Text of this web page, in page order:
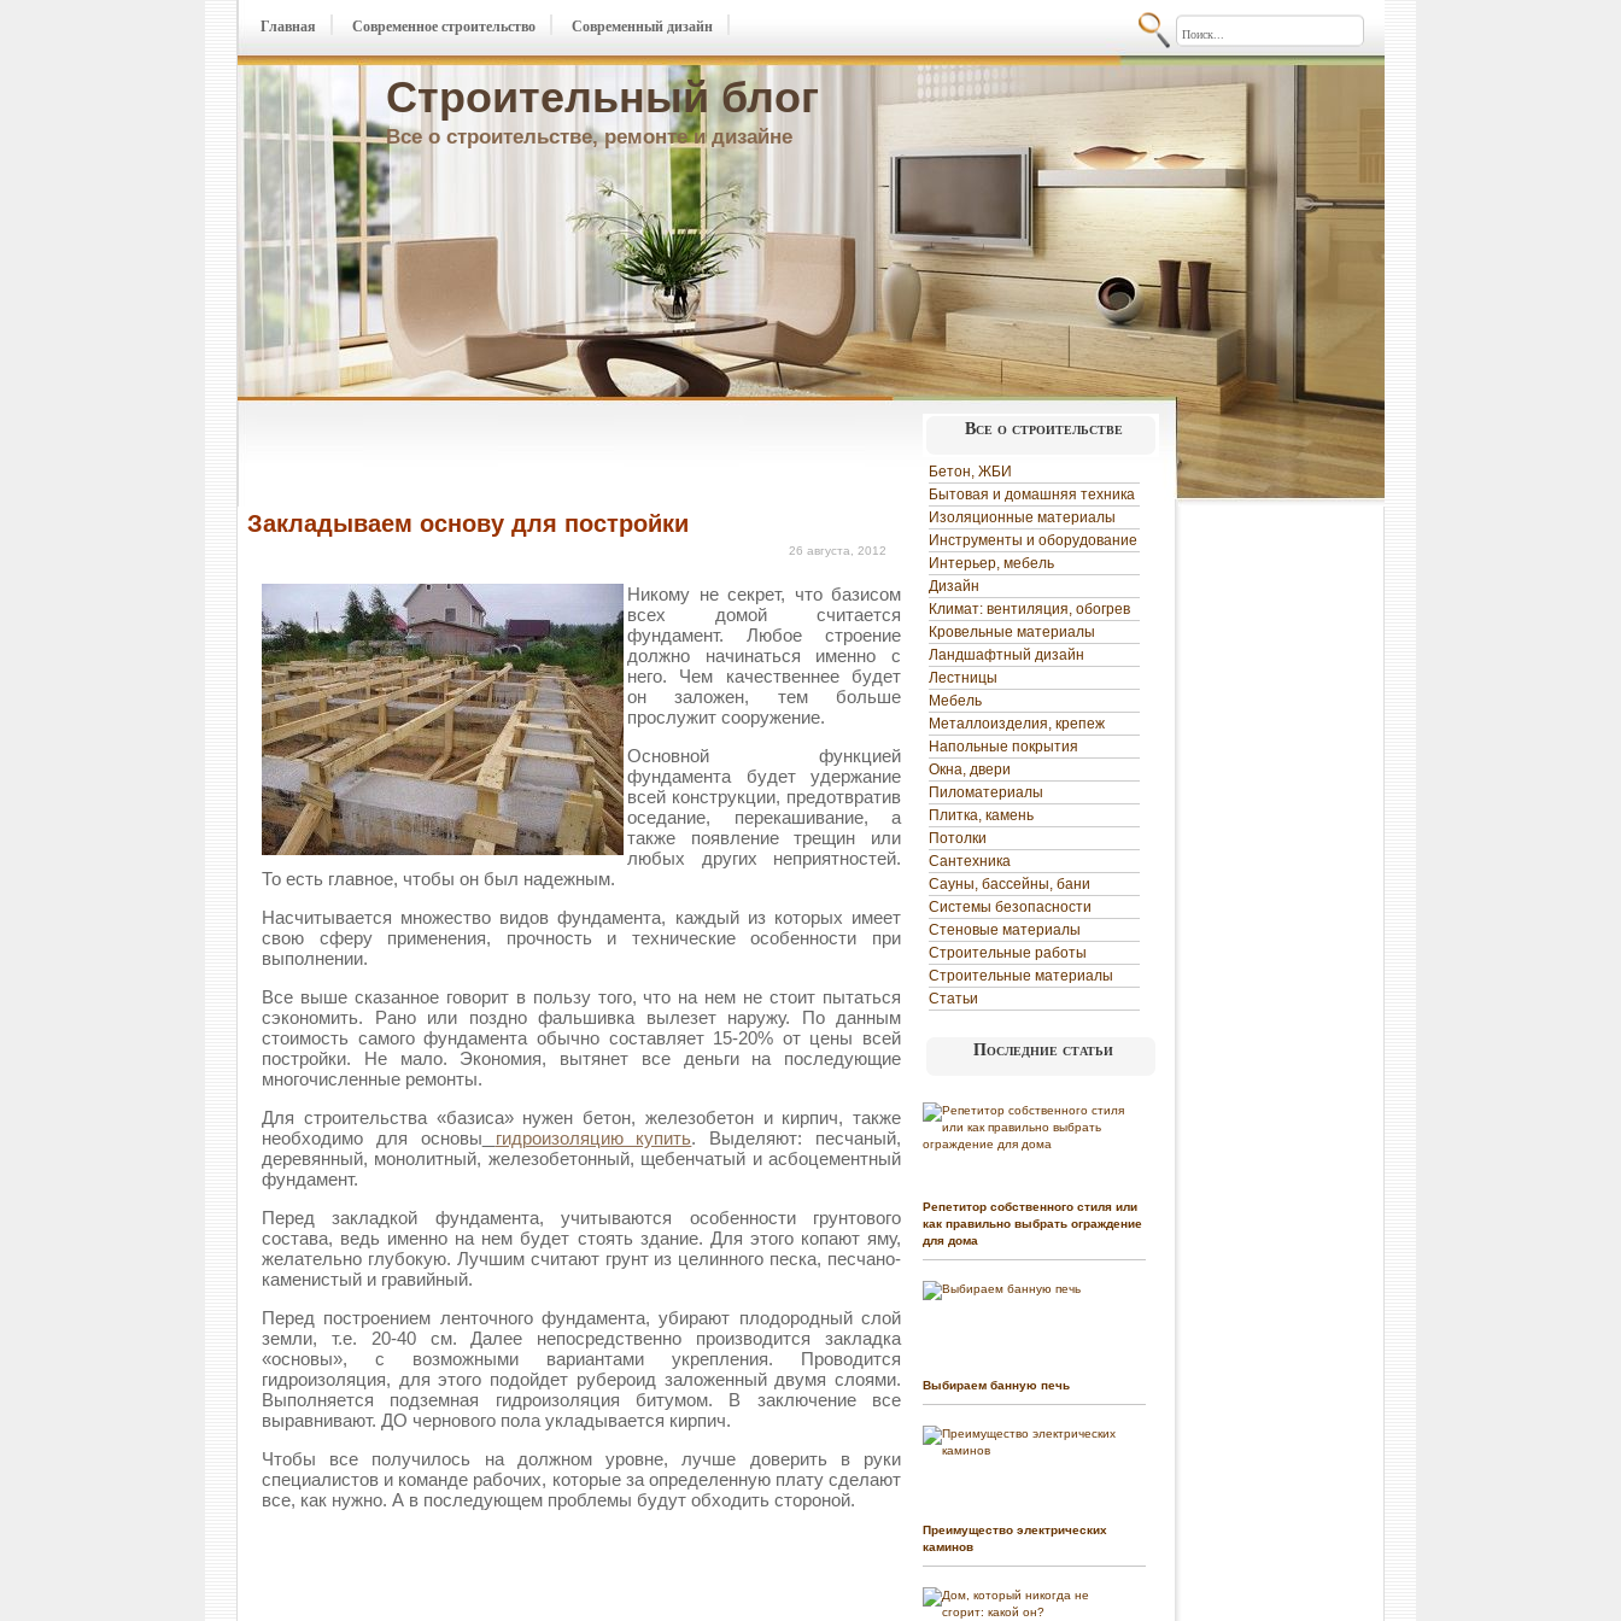
Строительный блог
Все о строительстве, ремонте и дизайне
Главная Современное строительство Современный дизайн
Закладываем основу для постройки
26 августа, 2012
Никому не секрет, что базисом
всех домой считается
фундамент. Любое строение
должно начинаться именно с
него. Чем качественнее будет
он заложен, тем больше
прослужит сооружение.
Основной функцией
фундамента будет удержание
всей конструкции, предотвратив
оседание, перекашивание, а
также появление трещин или
любых других неприятностей.
То есть главное, чтобы он был надежным.
Насчитывается множество видов фундамента, каждый из которых имеет
свою сферу применения, прочность и технические особенности при
выполнении.
Все выше сказанное говорит в пользу того, что на нем не стоит пытаться
сэкономить. Рано или поздно фальшивка вылезет наружу. По данным
стоимость самого фундамента обычно составляет 15-20% от цены всей
постройки. Не мало. Экономия, вытянет все деньги на последующие
многочисленные ремонты.
Для строительства «базиса» нужен бетон, железобетон и кирпич, также
необходимо для основы
гидроизоляцию купить. Выделяют: песчаный,
деревянный, монолитный, железобетонный, щебенчатый и асбоцементный
фундамент.
Перед закладкой фундамента, учитываются особенности грунтового
состава, ведь именно на нем будет стоять здание. Для этого копают яму,
желательно глубокую. Лучшим считают грунт из целинного песка, песчано-
каменистый и гравийный.
Перед построением ленточного фундамента, убирают плодородный слой
земли, т.е. 20-40 см. Далее непосредственно производится закладка
«основы», с возможными вариантами укрепления. Проводится
гидроизоляция, для этого подойдет рубероид заложенный двумя слоями.
Выполняется подземная гидроизоляция битумом. В заключение все
выравнивают. ДО чернового пола укладывается кирпич.
Чтобы все получилось на должном уровне, лучше доверить в руки
специалистов и команде рабочих, которые за определенную плату сделают
все, как нужно. А в последующем проблемы будут обходить стороной.
Все о строительстве
Бетон, ЖБИ
Бытовая и домашняя техника
Изоляционные материалы
Инструменты и оборудование
Интерьер, мебель
Дизайн
Климат: вентиляция, обогрев
Кровельные материалы
Ландшафтный дизайн
Лестницы
Мебель
Металлоизделия, крепеж
Напольные покрытия
Окна, двери
Пиломатериалы
Плитка, камень
Потолки
Сантехника
Сауны, бассейны, бани
Системы безопасности
Стеновые материалы
Строительные работы
Строительные материалы
Статьи
Последние статьи
Репетитор собственного стиля или
как правильно выбрать ограждение
для дома
Выбираем банную печь
Преимущество электрических
каминов